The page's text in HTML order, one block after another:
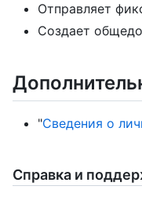
Отправляет
Создает
"Сведения о
Справка и